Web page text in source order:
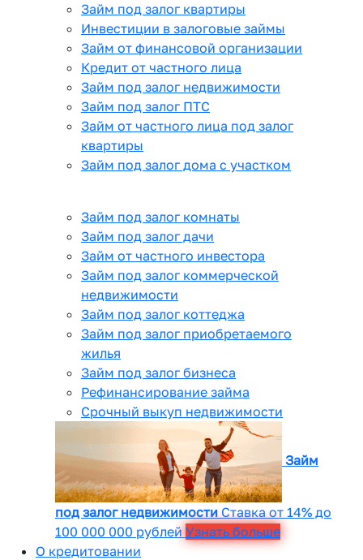
Займ под залог квартиры
Инвестиции в залоговые займы
Займ от финансовой организации
Кредит от частного лица
Займ под залог недвижимости
Займ под залог ПТС
Займ от частного лица под залог
квартиры
Займ под залог дома с участком
Займ под залог комнаты
Займ под залог дачи
Займ от частного инвестора
Займ под залог коммерческой
недвижимости
Займ под залог коттеджа
Займ под залог приобретаемого
жилья
Займ под залог бизнеса
Рефинансирование займа
Срочный выкуп недвижимости
Займ
под залог недвижимости Ставка от 14% до
100 000 000 рублей Узнать больше
О кредитовании